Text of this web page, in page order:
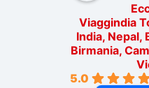
Viaggindia
India, Nepal,
Birmania,
5.0